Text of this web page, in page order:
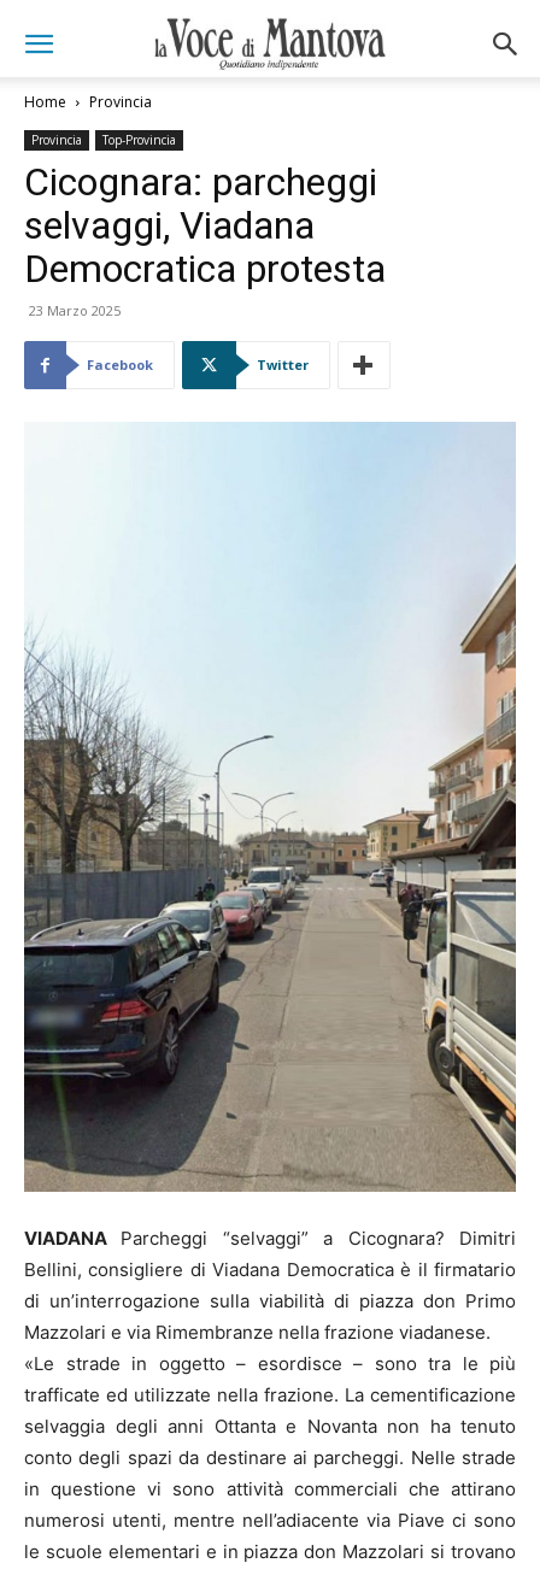
Home Provincia
Provincia Top-Provincia
Cicognara: parcheggi
selvaggi, Viadana
Democratica protesta
23 Marzo 2025
Facebook Twitter
VIADANA Parcheggi “selvaggi” a Cicognara? Dimitri
Bellini, consigliere di Viadana Democratica è il firmatario
di un’interrogazione sulla viabilità di piazza don Primo
Mazzolari e via Rimembranze nella frazione viadanese.
«Le strade in oggetto – esordisce – sono tra le più
trafficate ed utilizzate nella frazione. La cementificazione
selvaggia degli anni Ottanta e Novanta non ha tenuto
conto degli spazi da destinare ai parcheggi. Nelle strade
in questione vi sono attività commerciali che attirano
numerosi utenti, mentre nell’adiacente via Piave ci sono
le scuole elementari e in piazza don Mazzolari si trovano